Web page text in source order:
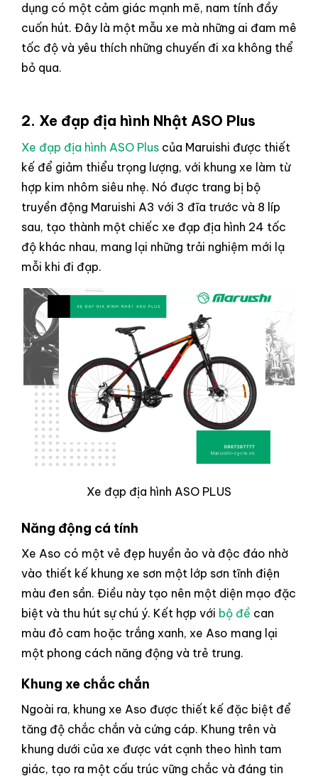
dụng có một cảm giác mạnh mẽ, nam tính đầy
cuốn hút. Đây là một mẫu xe mà những ai đam mê
tốc độ và yêu thích những chuyến đi xa không thể
bỏ qua.
2. Xe đạp địa hình Nhật ASO Plus
Xe đạp địa hình ASO Plus của Maruishi được thiết
kế để giảm thiểu trọng lượng, với khung xe làm từ
hợp kim nhôm siêu nhẹ. Nó được trang bị bộ
truyền động Maruishi A3 với 3 đĩa trước và 8 líp
sau, tạo thành một chiếc xe đạp địa hình 24 tốc
độ khác nhau, mang lại những trải nghiệm mới lạ
mỗi khi đi đạp.
Xe đạp địa hình ASO PLUS
Năng động cá tính
Xe Aso có một vẻ đẹp huyền ảo và độc đáo nhờ
vào thiết kế khung xe sơn một lớp sơn tĩnh điện
màu đen sần. Điều này tạo nên một diện mạo đặc
biệt và thu hút sự chú ý. Kết hợp với bộ đề can
màu đỏ cam hoặc trắng xanh, xe Aso mang lại
một phong cách năng động và trẻ trung.
Khung xe chắc chắn
Ngoài ra, khung xe Aso được thiết kế đặc biệt để
tăng độ chắc chắn và cứng cáp. Khung trên và
khung dưới của xe được vát cạnh theo hình tam
giác, tạo ra một cấu trúc vững chắc và đáng tin